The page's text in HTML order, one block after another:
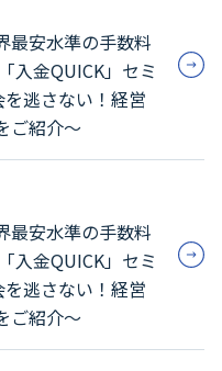
最安水準の手数料
入金QUICK」セミ
逃さない！経営
ご紹介～
最安水準の手数料
入金QUICK」セミ
逃さない！経営
ご紹介～